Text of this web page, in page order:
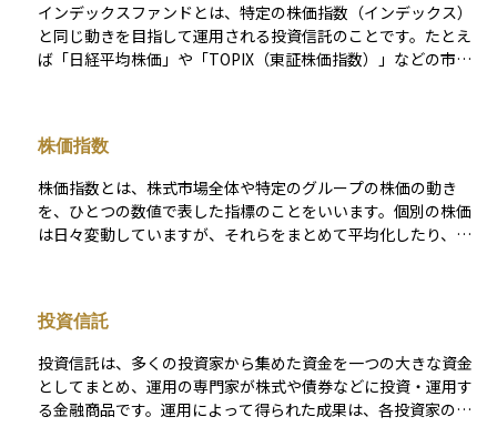
インデックスファンドとは、特定の株価指数（インデックス）
と同じ動きを目指して運用される投資信託のことです。たとえ
ば「日経平均株価」や「TOPIX（東証株価指数）」などの市場
め、手数料が比較的安いことも魅力の一つです。投資初心者に
とっては、安定した長期運用の第一歩として選びやすいファン
ドの一つです。
株価指数
株価指数とは、株式市場全体や特定のグループの株価の動き
を、ひとつの数値で表した指標のことをいいます。個別の株価
は日々変動していますが、それらをまとめて平均化したり、特
数です。これらの指数が上がれば、一般的に日本の株式市場が
好調であることを意味し、逆に下がれば市場が不調であると判
断されることが多いです。株価指数は経済の動向を知るための
目安になるだけでなく、インデックスファンドやETFなど、指
数に連動する金融商品への投資を通じて、初心者でも市場全体
投資信託
投資信託は、多くの投資家から集めた資金を一つの大きな資金
としてまとめ、運用の専門家が株式や債券などに投資・運用す
る金融商品です。運用によって得られた成果は、各投資家の投